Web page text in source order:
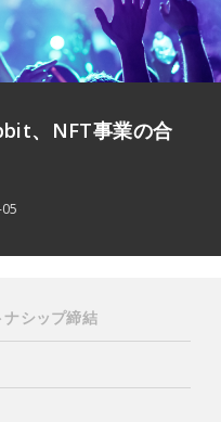
、NFT事業の合
シップ締結